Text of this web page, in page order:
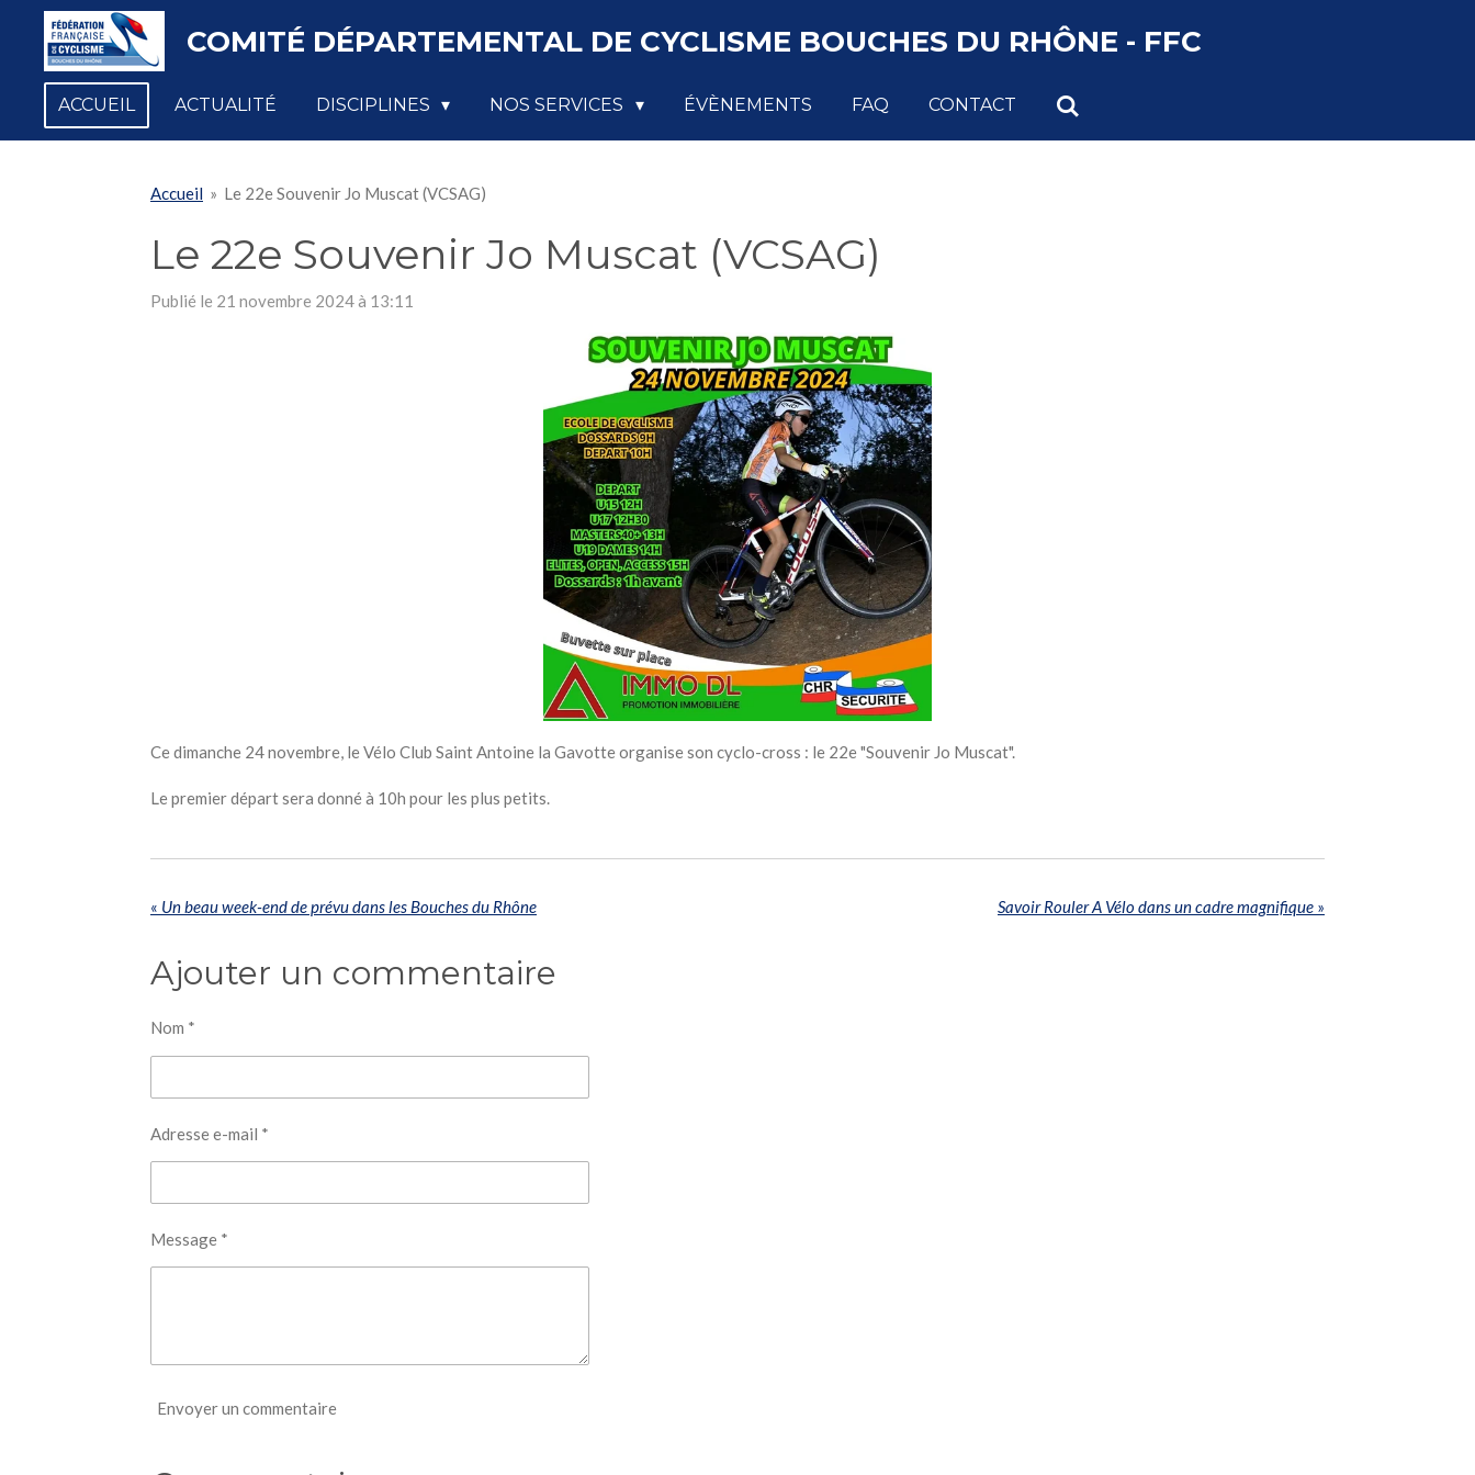
Passer
contenu
principal
COMITÉ DÉPARTEMENTAL DE CYCLISME BOUCHES DU RHÔNE - FFC
ACCUEIL ACTUALITÉ DISCIPLINES NOS SERVICES ÉVÈNEMENTS FAQ CONTACT
Accueil » Le 22e Souvenir Jo Muscat (VCSAG)
Le 22e Souvenir Jo Muscat (VCSAG)
Publié le 21 novembre 2024 à 13:11
Ce dimanche 24 novembre, le Vélo Club Saint Antoine la Gavotte organise son cyclo-cross : le 22e "Souvenir Jo Muscat".
Le premier départ sera donné à 10h pour les plus petits.
« Un beau week-end de prévu dans les Bouches du Rhône Savoir Rouler A Vélo dans un cadre magnifique »
Ajouter un commentaire
Nom *
Adresse e-mail *
Message *
Envoyer un commentaire